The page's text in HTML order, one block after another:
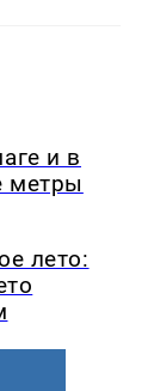
и в
метры
лето: